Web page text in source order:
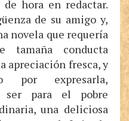
hora en redactar.
de su amigo y,
novela que requería
tamaña conducta
apreciación fresca, y
por expresarla,
ser para el pobre
una deliciosa